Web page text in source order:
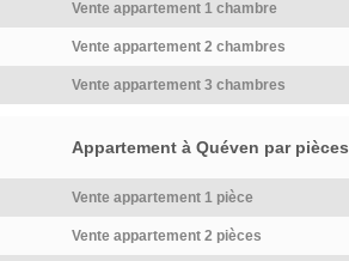
Vente appartement 1 chambre
Vente appartement 2 chambres
Vente appartement 3 chambres
Appartement à Quéven par pièces
Vente appartement 1 pièce
Vente appartement 2 pièces